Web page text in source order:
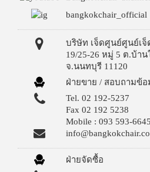
bangkokchair_official
บริษัท เจ็ดศูนย์ศูนย์เจ็
19/25-26 หมู่ 5 ต.บ้า
จ.นนทบุรี 11120
ฝ่ายขาย / สอบถามข้
Tel. 02 192-5237
Fax 02 192 5238
Mobile : 093 593-6645
ฝ่ายจัดซื้อ